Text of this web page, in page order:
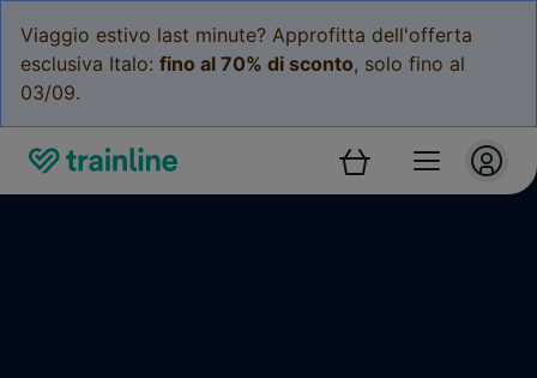
Viaggio estivo last minute? Approfitta dell'offerta
esclusiva Italo: fino al 70% di sconto, solo fino al
03/09.